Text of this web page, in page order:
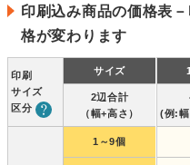
印刷込み商品の価格表
格が変わります
印刷
サイズ
区分
サイズ
2辺合計
（幅+高さ）
1～9個
(例: